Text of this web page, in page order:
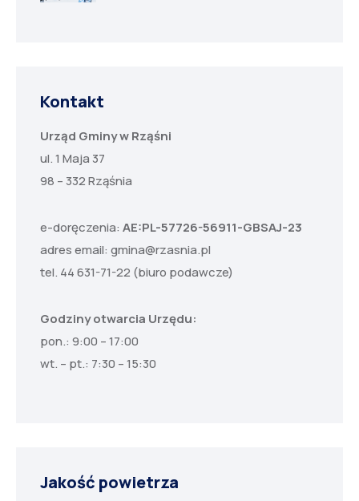
Kontakt
Urząd Gminy w Rząśni
ul. 1 Maja 37
98 – 332 Rząśnia
e-doręczenia: AE:PL-57726-56911-GBSAJ-23
adres email: gmina@rzasnia.pl
tel. 44 631-71-22 (biuro podawcze)
Godziny otwarcia Urzędu:
pon.: 9:00 – 17:00
wt. – pt.: 7:30 – 15:30
Jakość powietrza